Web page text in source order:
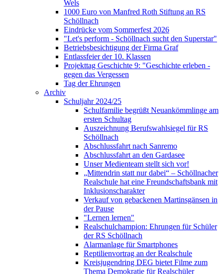
Wels
1000 Euro von Manfred Roth Stiftung an RS
Schöllnach
Eindrücke vom Sommerfest 2026
"Let's perform - Schöllnach sucht den Superstar"
Betriebsbesichtigung der Firma Graf
Entlassfeier der 10. Klassen
Projekttag Geschichte 9: "Geschichte erleben -
gegen das Vergessen
Tag der Ehrungen
Archiv
Schuljahr 2024/25
Schulfamilie begrüßt Neuankömmlinge am
ersten Schultag
Auszeichnung Berufswahlsiegel für RS
Schöllnach
Abschlussfahrt nach Sanremo
Abschlussfahrt an den Gardasee
Unser Medienteam stellt sich vor!
„Mittendrin statt nur dabei“ – Schöllnacher
Realschule hat eine Freundschaftsbank mit
Inklusionscharakter
Verkauf von gebackenen Martinsgänsen in
der Pause
"Lernen lernen"
Realschulchampion: Ehrungen für Schüler
der RS Schöllnach
Alarmanlage für Smartphones
Reptilienvortrag an der Realschule
Kreisjugendring DEG bietet Filme zum
Thema Demokratie für Realschüler